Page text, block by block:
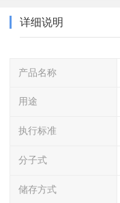
详细说明
产品名称
用途
执行标准
分子式
储存方式